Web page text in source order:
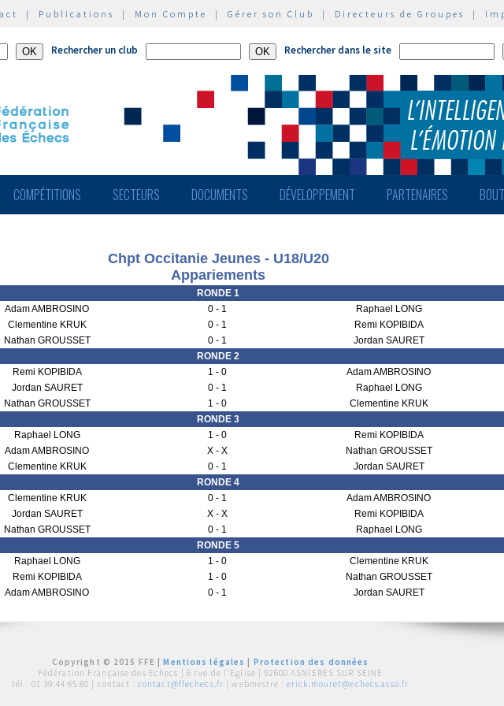
| Publications | Mon Compte | Gérer son Club | Directeurs de Groupes |
Rechercher un club Rechercher dans le site
COMPÉTITIONS SECTEURS DOCUMENTS DÉVELOPPEMENT PARTENAIRES
Chpt Occitanie Jeunes - U18/U20
Appariements
RONDE 1
Adam AMBROSINO
0 - 1
Raphael LONG
Clementine KRUK
0 - 1
Remi KOPIBIDA
Nathan GROUSSET
0 - 1
Jordan SAURET
RONDE 2
Remi KOPIBIDA
1 - 0
Adam AMBROSINO
Jordan SAURET
0 - 1
Raphael LONG
Nathan GROUSSET
1 - 0
Clementine KRUK
RONDE 3
Raphael LONG
1 - 0
Remi KOPIBIDA
Adam AMBROSINO
X - X
Nathan GROUSSET
Clementine KRUK
0 - 1
Jordan SAURET
RONDE 4
Clementine KRUK
0 - 1
Adam AMBROSINO
Jordan SAURET
X - X
Remi KOPIBIDA
Nathan GROUSSET
0 - 1
Raphael LONG
RONDE 5
Raphael LONG
1 - 0
Clementine KRUK
Remi KOPIBIDA
1 - 0
Nathan GROUSSET
Adam AMBROSINO
0 - 1 Jordan SAURET
Copyright © 2015 FFE |Mentions légales
Protection des données
Fédération Française des Echecs | 6 rue de l'Eglise | 92600 ASNIERES SUR SEINE
tél : 01 39 44 65 80 | contact : contact@ffechecs.fr | webmestre : erick.mouret@echecs.asso.fr